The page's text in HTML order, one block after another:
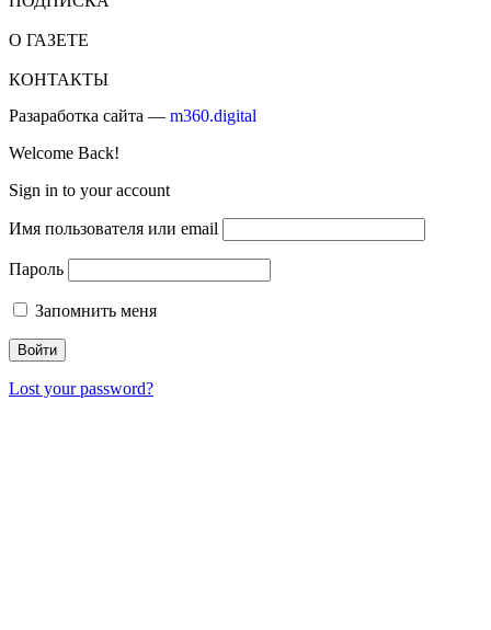
О ГАЗЕТЕ
КОНТАКТЫ
Разаработка сайта — m360.digital
Welcome Back!
Sign in to your account
Имя пользователя или email
Пароль
Запомнить меня
Lost your password?